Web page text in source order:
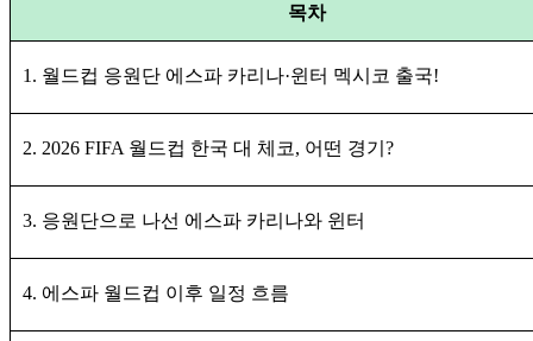
목차
1. 월드컵 응원단 에스파 카리나·윈터 멕시코 출국!
2. 2026 FIFA 월드컵 한국 대 체코, 어떤 경기?
3. 응원단으로 나선 에스파 카리나와 윈터
4. 에스파 월드컵 이후 일정 흐름